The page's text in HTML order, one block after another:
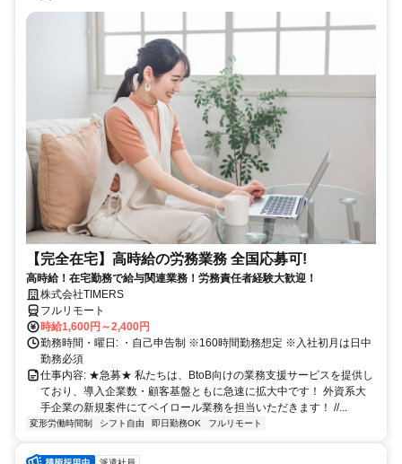
【完全在宅】高時給の労務業務 全国応募可!
高時給！在宅勤務で給与関連業務！労務責任者経験大歓迎！
株式会社TIMERS
フルリモート
時給1,600円～2,400円
勤務時間・曜日: ・自己申告制 ※160時間勤務想定 ※入社初月は日中
勤務必須
仕事内容: ★急募★ 私たちは、BtoB向けの業務支援サービスを提供し
ており、導入企業数・顧客基盤ともに急速に拡大中です！ 外資系大
手企業の新規案件にてペイロール業務を担当いただきます！ //...
変形労働時間制 シフト自由 即日勤務OK フルリモート